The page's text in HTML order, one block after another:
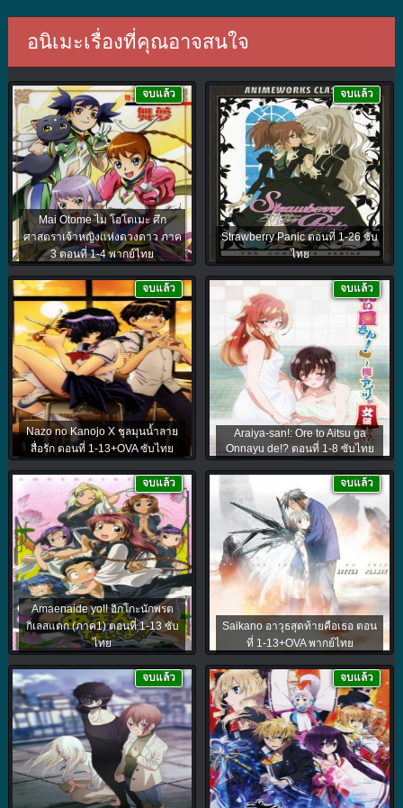
อนิเมะเรื่องที่คุณอาจสนใจ
Mai Otome ไม โอโตเมะ ศึก
ศาสตราเจ้าหญิงแห่งดวงดาว ภาค
3 ตอนที่ 1-4 พากย์ไทย
จบแล้ว
Strawberry Panic ตอนที่ 1-26 ซับ
ไทย
จบแล้ว
Nazo no Kanojo X ชุลมุนน้ำลาย
สื่อรัก ตอนที่ 1-13+OVA ซับไทย
จบแล้ว
Araiya-san!: Ore to Aitsu ga
Onnayu de!? ตอนที่ 1-8 ซับไทย
จบแล้ว
Amaenaide yo!! อิกโกะนักพรต
กิเลสแตก (ภาค1) ตอนที่ 1-13 ซับ
ไทย
จบแล้ว
Saikano อาวุธสุดท้ายคือเธอ ตอน
ที่ 1-13+OVA พากย์ไทย
จบแล้ว
จบแล้ว จบแล้ว